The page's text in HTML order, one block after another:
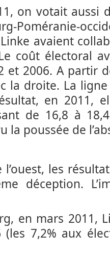
on votait aussi
Poméranie-
avaient
coût électoral
et 2006. A partir
la droite. La
en 2011,
de 16,8 à
la poussée de
l’ouest, les
déception.
en mars 2011,
7,2% aux